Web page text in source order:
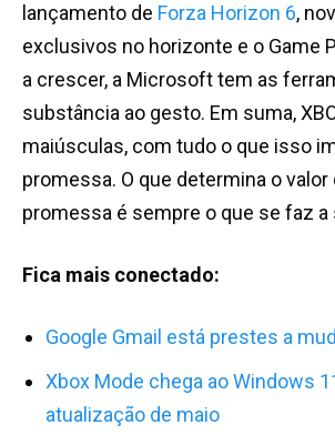
lançamento de Forza Horizon 6,
exclusivos no horizonte e o Game
a crescer, a Microsoft tem as
substância ao gesto. Em suma,
maiúsculas, com tudo o que isso
promessa. O que determina o valor
promessa é sempre o que se faz a
Fica mais conectado:
Google Gmail está prestes a
Xbox Mode chega ao Windows
atualização de maio